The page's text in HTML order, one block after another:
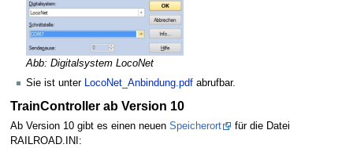
Abb: Digitalsystem LocoNet
Sie ist unter LocoNet_Anbindung.pdf abrufbar.
TrainController ab Version 10
Ab Version 10 gibt es einen neuen Speicherort
für die Datei
RAILROAD.INI: